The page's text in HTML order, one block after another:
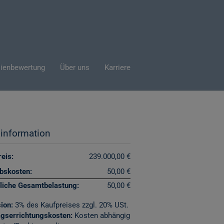
Über uns Karriere
239.000,00 €
50,00 €
Gesamtbelastung:
50,00 €
3% des Kaufpreises zzgl. 20% USt.
Kosten abhängig